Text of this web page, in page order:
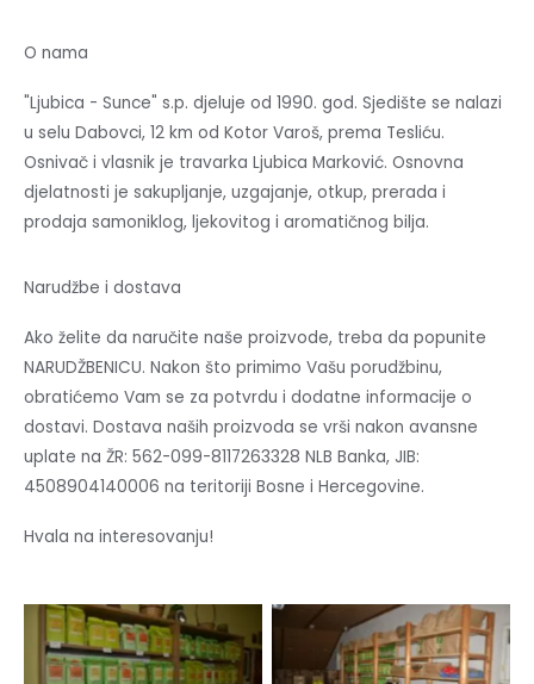
O nama
"Ljubica - Sunce" s.p. djeluje od 1990. god. Sjedište se nalazi
u selu Dabovci, 12 km od Kotor Varoš, prema Tesliću.
Osnivač i vlasnik je travarka Ljubica Marković. Osnovna
djelatnosti je sakupljanje, uzgajanje, otkup, prerada i
prodaja samoniklog, ljekovitog i aromatičnog bilja.
Narudžbe i dostava
Ako želite da naručite naše proizvode, treba da popunite
NARUDŽBENICU. Nakon što primimo Vašu porudžbinu,
obratićemo Vam se za potvrdu i dodatne informacije o
dostavi. Dostava naših proizvoda se vrši nakon avansne
uplate na ŽR: 562-099-8117263328 NLB Banka, JIB:
4508904140006 na teritoriji Bosne i Hercegovine.
Hvala na interesovanju!